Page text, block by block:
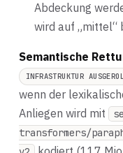
Abdeckung
wird auf „mittel“
Semantische
INFRASTRUKTUR
wenn der
Anliegen wird mit
transformers/